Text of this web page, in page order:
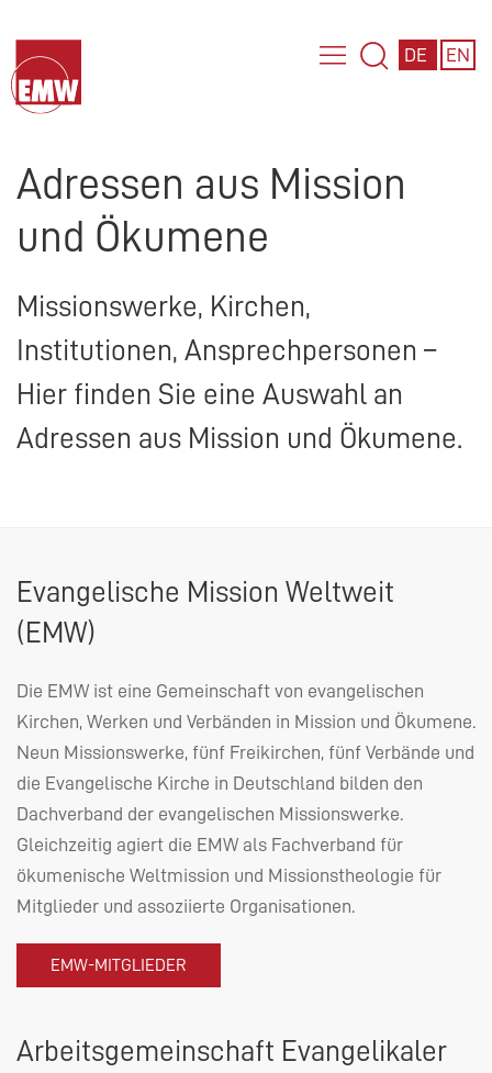
DE EN
Adressen aus Mission
und Ökumene
Missionswerke, Kirchen,
Institutionen, Ansprechpersonen –
Hier finden Sie eine Auswahl an
Adressen aus Mission und Ökumene.
Evangelische Mission Weltweit
( EMW)
Die EMW ist eine Gemeinschaft von evangelischen
Kirchen, Werken und Verbänden in Mission und Ökumene.
Neun Missionswerke, fünf Freikirchen, fünf Verbände und
die Evangelische Kirche in Deutschland bilden den
Dachverband der evangelischen Missionswerke.
Gleichzeitig agiert die EMW als Fachverband für
ökumenische Weltmission und Missionstheologie für
Mitglieder und assoziierte Organisationen.
EMW-MITGLIEDER
Arbeitsgemeinschaft Evangelikaler